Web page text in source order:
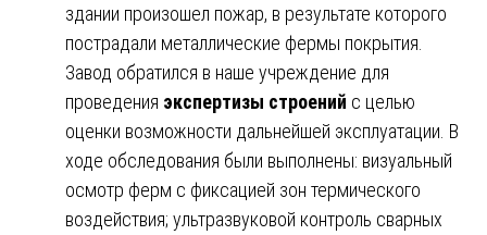
здании произошел пожар, в результате которого
пострадали металлические фермы покрытия.
Завод обратился в наше учреждение для
проведения экспертизы строений с целью
оценки возможности дальнейшей эксплуатации. В
ходе обследования были выполнены: визуальный
осмотр ферм с фиксацией зон термического
воздействия; ультразвуковой контроль сварных